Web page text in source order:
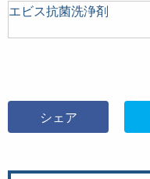
エビス抗菌洗浄剤
シェア